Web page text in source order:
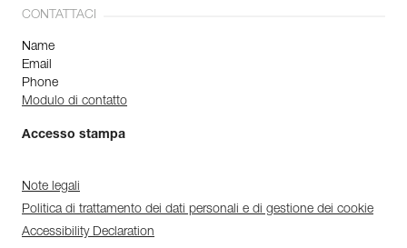
CONTATTACI
Name
Email
Phone
Modulo di contatto
Accesso stampa
Note legali
Politica di trattamento dei dati personali e di gestione dei cookie
Accessibility Declaration